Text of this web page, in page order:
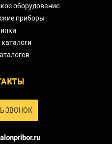
оборудование
приборы
ЗВОНОК